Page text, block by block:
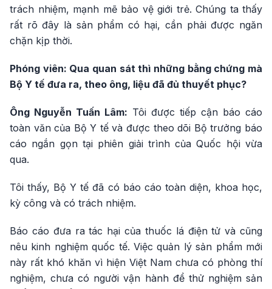
trách nhiệm, mạnh mẽ bảo vệ giới trẻ. Chúng ta thấy
rất rõ đây là sản phẩm có hại, cần phải được ngăn
chặn kịp thời.
Phóng viên: Qua quan sát thì những bằng chứng mà
Bộ Y tế đưa ra, theo ông, liệu đã đủ thuyết phục?
Ông Nguyễn Tuấn Lâm: Tôi được tiếp cận báo cáo
toàn văn của Bộ Y tế và được theo dõi Bộ trưởng báo
cáo ngắn gọn tại phiên giải trình của Quốc hội vừa
qua.
Tôi thấy, Bộ Y tế đã có báo cáo toàn diện, khoa học,
kỳ công và có trách nhiệm.
Báo cáo đưa ra tác hại của thuốc lá điện tử và cũng
nêu kinh nghiệm quốc tế. Việc quản lý sản phẩm mới
này rất khó khăn vì hiện Việt Nam chưa có phòng thí
nghiệm, chưa có người vận hành để thử nghiệm sản